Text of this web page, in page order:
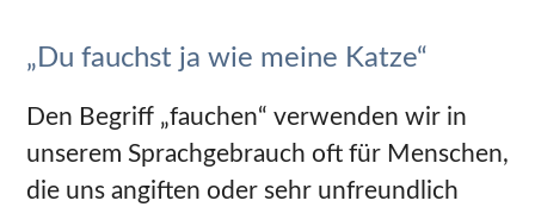
„Du fauchst ja wie meine Katze“
Den Begriff „fauchen“ verwenden wir in
unserem Sprachgebrauch oft für Menschen,
die uns angiften oder sehr unfreundlich